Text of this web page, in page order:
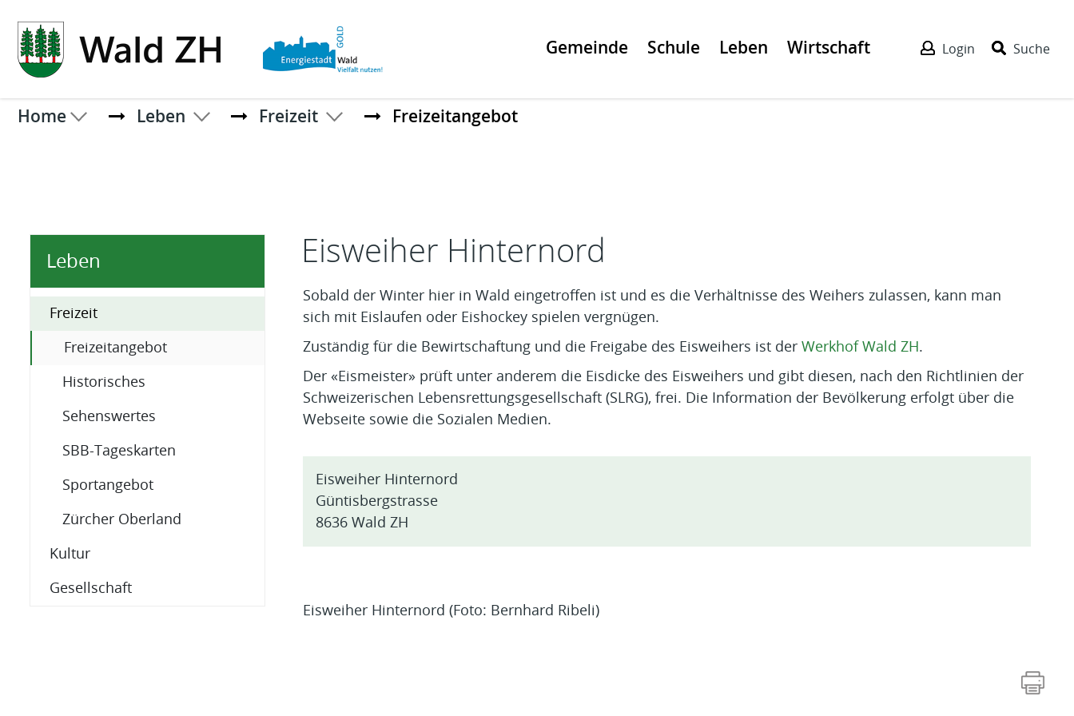
Kopfzeile
Gemeinde Schule Leben Wirtschaft Login Suche
Home Leben Freizeit Freizeitangebot
Leben
Freizeit
Freizeitangebot(ausgewählt)
Historisches
Sehenswertes
SBB-Tageskarten
Sportangebot
Zürcher Oberland
Kultur
Gesellschaft
Inhalt
Eisweiher Hinternord
Sobald der Winter hier in Wald eingetroffen ist und es die Verhältnisse des Weihers zulassen, kann man
sich mit Eislaufen oder Eishockey spielen vergnügen.
Zuständig für die Bewirtschaftung und die Freigabe des Eisweihers ist der Werkhof Wald ZH.
Der «Eismeister» prüft unter anderem die Eisdicke des Eisweihers und gibt diesen, nach den Richtlinien der
Schweizerischen Lebensrettungsgesellschaft (SLRG), frei. Die Information der Bevölkerung erfolgt über die
Webseite sowie die Sozialen Medien.
Eisweiher Hinternord
Güntisbergstrasse
8636 Wald ZH
Eisweiher Hinternord (Foto: Bernhard Ribeli)